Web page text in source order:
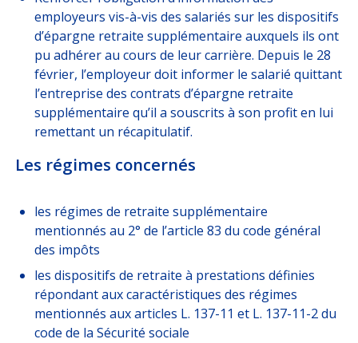
employeurs vis-à-vis des salariés sur les dispositifs
d’épargne retraite supplémentaire auxquels ils ont
pu adhérer au cours de leur carrière. Depuis le 28
février, l’employeur doit informer le salarié quittant
l’entreprise des contrats d’épargne retraite
supplémentaire qu’il a souscrits à son profit en lui
remettant un récapitulatif.
Les régimes concernés
les régimes de retraite supplémentaire
mentionnés au 2° de l’article 83 du code général
des impôts
les dispositifs de retraite à prestations définies
répondant aux caractéristiques des régimes
mentionnés aux articles L. 137-11 et L. 137-11-2 du
code de la Sécurité sociale